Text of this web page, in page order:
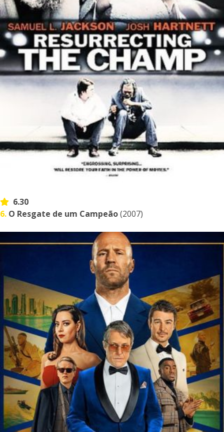
6.30
6. O Resgate de um Campeão(2007)